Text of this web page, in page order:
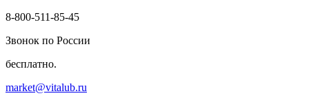
8-800-511-85-45
Звонок по России
бесплатно.
market@vitalub.ru